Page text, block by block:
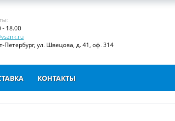
- 18.00
Петербург, ул. Швецова, д. 41, оф. 314
КОНТАКТЫ